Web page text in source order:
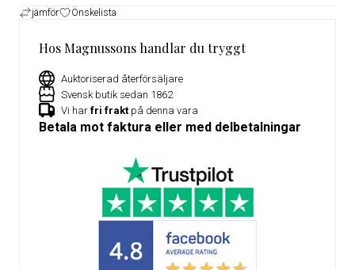
jämför Önskelista
Hos Magnussons handlar du tryggt
Auktoriserad återförsäljare
Svensk butik sedan 1862
Vi har fri frakt på denna vara
Betala mot faktura eller med delbetalningar